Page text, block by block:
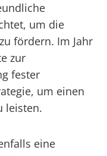
um die
fördern. Im Jahr
zur
fester
um einen
leisten.
eine